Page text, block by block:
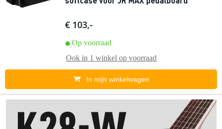
€ 103,-
Op voorraad
Ook in 1 winkel op voorraad
In mijn winkelwagen